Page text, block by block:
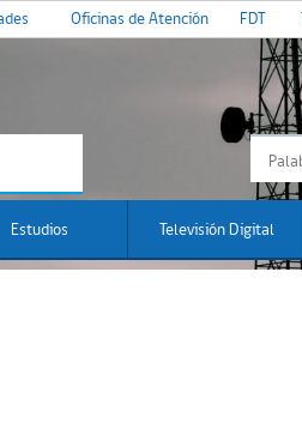
Oficinas de Atención FDT
Estudios Televisión Digital